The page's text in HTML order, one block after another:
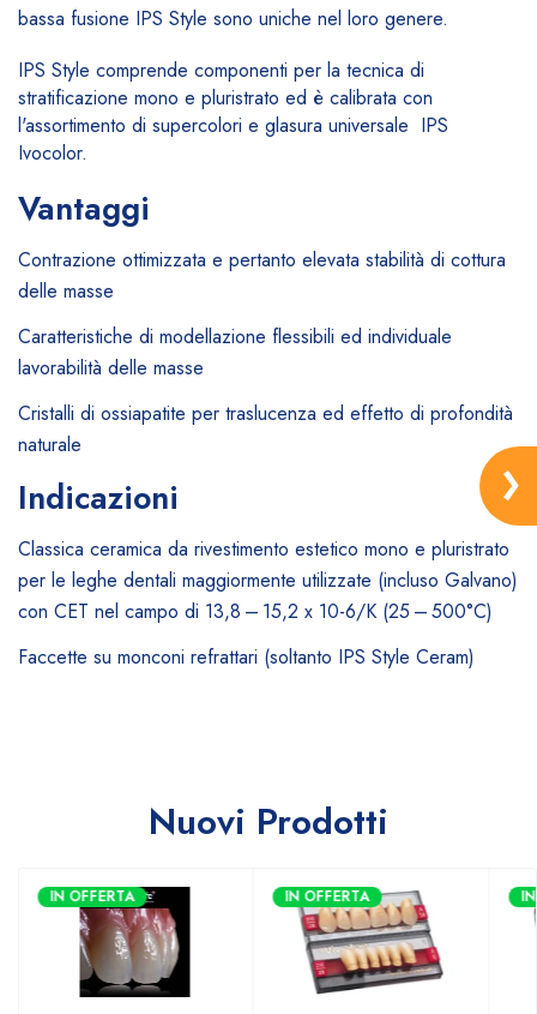
bassa fusione IPS Style sono uniche nel loro genere.
IPS Style comprende componenti per la tecnica di
stratificazione mono e pluristrato ed è calibrata con
l'assortimento di supercolori e glasura universale IPS
Ivocolor.
Vantaggi
Contrazione ottimizzata e pertanto elevata stabilità di cottura
delle masse
Caratteristiche di modellazione flessibili ed individuale
lavorabilità delle masse
Cristalli di ossiapatite per traslucenza ed effetto di profondità
naturale
Indicazioni
Classica ceramica da rivestimento estetico mono e pluristrato
per le leghe dentali maggiormente utilizzate (incluso Galvano)
con CET nel campo di 13,8 – 15,2 x 10-6/K (25 – 500°C)
Faccette su monconi refrattari (soltanto IPS Style Ceram)
Nuovi Prodotti
IN OFFERTA IN OFFERTA